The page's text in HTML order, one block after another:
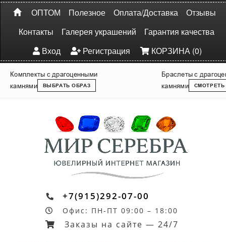
ОПТОМ Полезное Оплата/Доставка
Отзывы
Контакты
Галерея украшений
Гарантия качества
Вход
Регистрация КОРЗИНА (0)
Комплекты с драгоценными
камнями
ВЫБРАТЬ ОБРАЗ
Браслеты с
камнями
СМОТРЕТЬ
+7(915)292-07-00
Офис: ПН-ПТ 09:00 – 18:00
Заказы на сайте — 24/7